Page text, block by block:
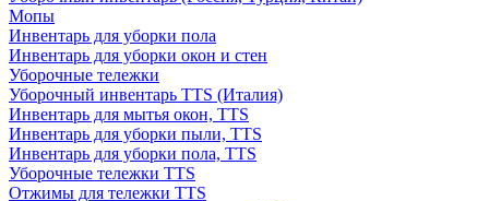
Мопы
Инвентарь для уборки пола
Инвентарь для уборки окон и стен
Уборочные тележки
Уборочный инвентарь TTS (Италия)
Инвентарь для мытья окон, TTS
Инвентарь для уборки пыли, TTS
Инвентарь для уборки пола, TTS
Уборочные тележки TTS
Отжимы для тележки TTS